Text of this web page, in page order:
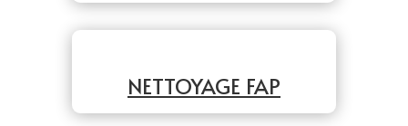
NETTOYAGE FAP